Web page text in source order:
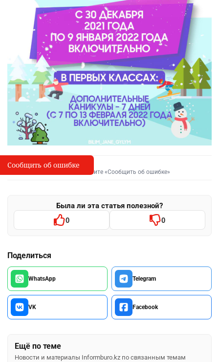
I
Сообщить об опечатке
Выделите фрагмент и нажмите «Сообщить об ошибке»
Была ли эта статья полезной?
0 0
Поделиться
WhatsApp Telegram
VK Facebook
Ещё по теме
Новости и материалы Informburo.kz по связанным темам
Сообщить об ошибке